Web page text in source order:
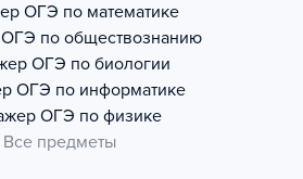
ОГЭ по математике
ОГЭ по обществознанию
ОГЭ по биологии
ОГЭ по информатике
ОГЭ по физике
Все предметы